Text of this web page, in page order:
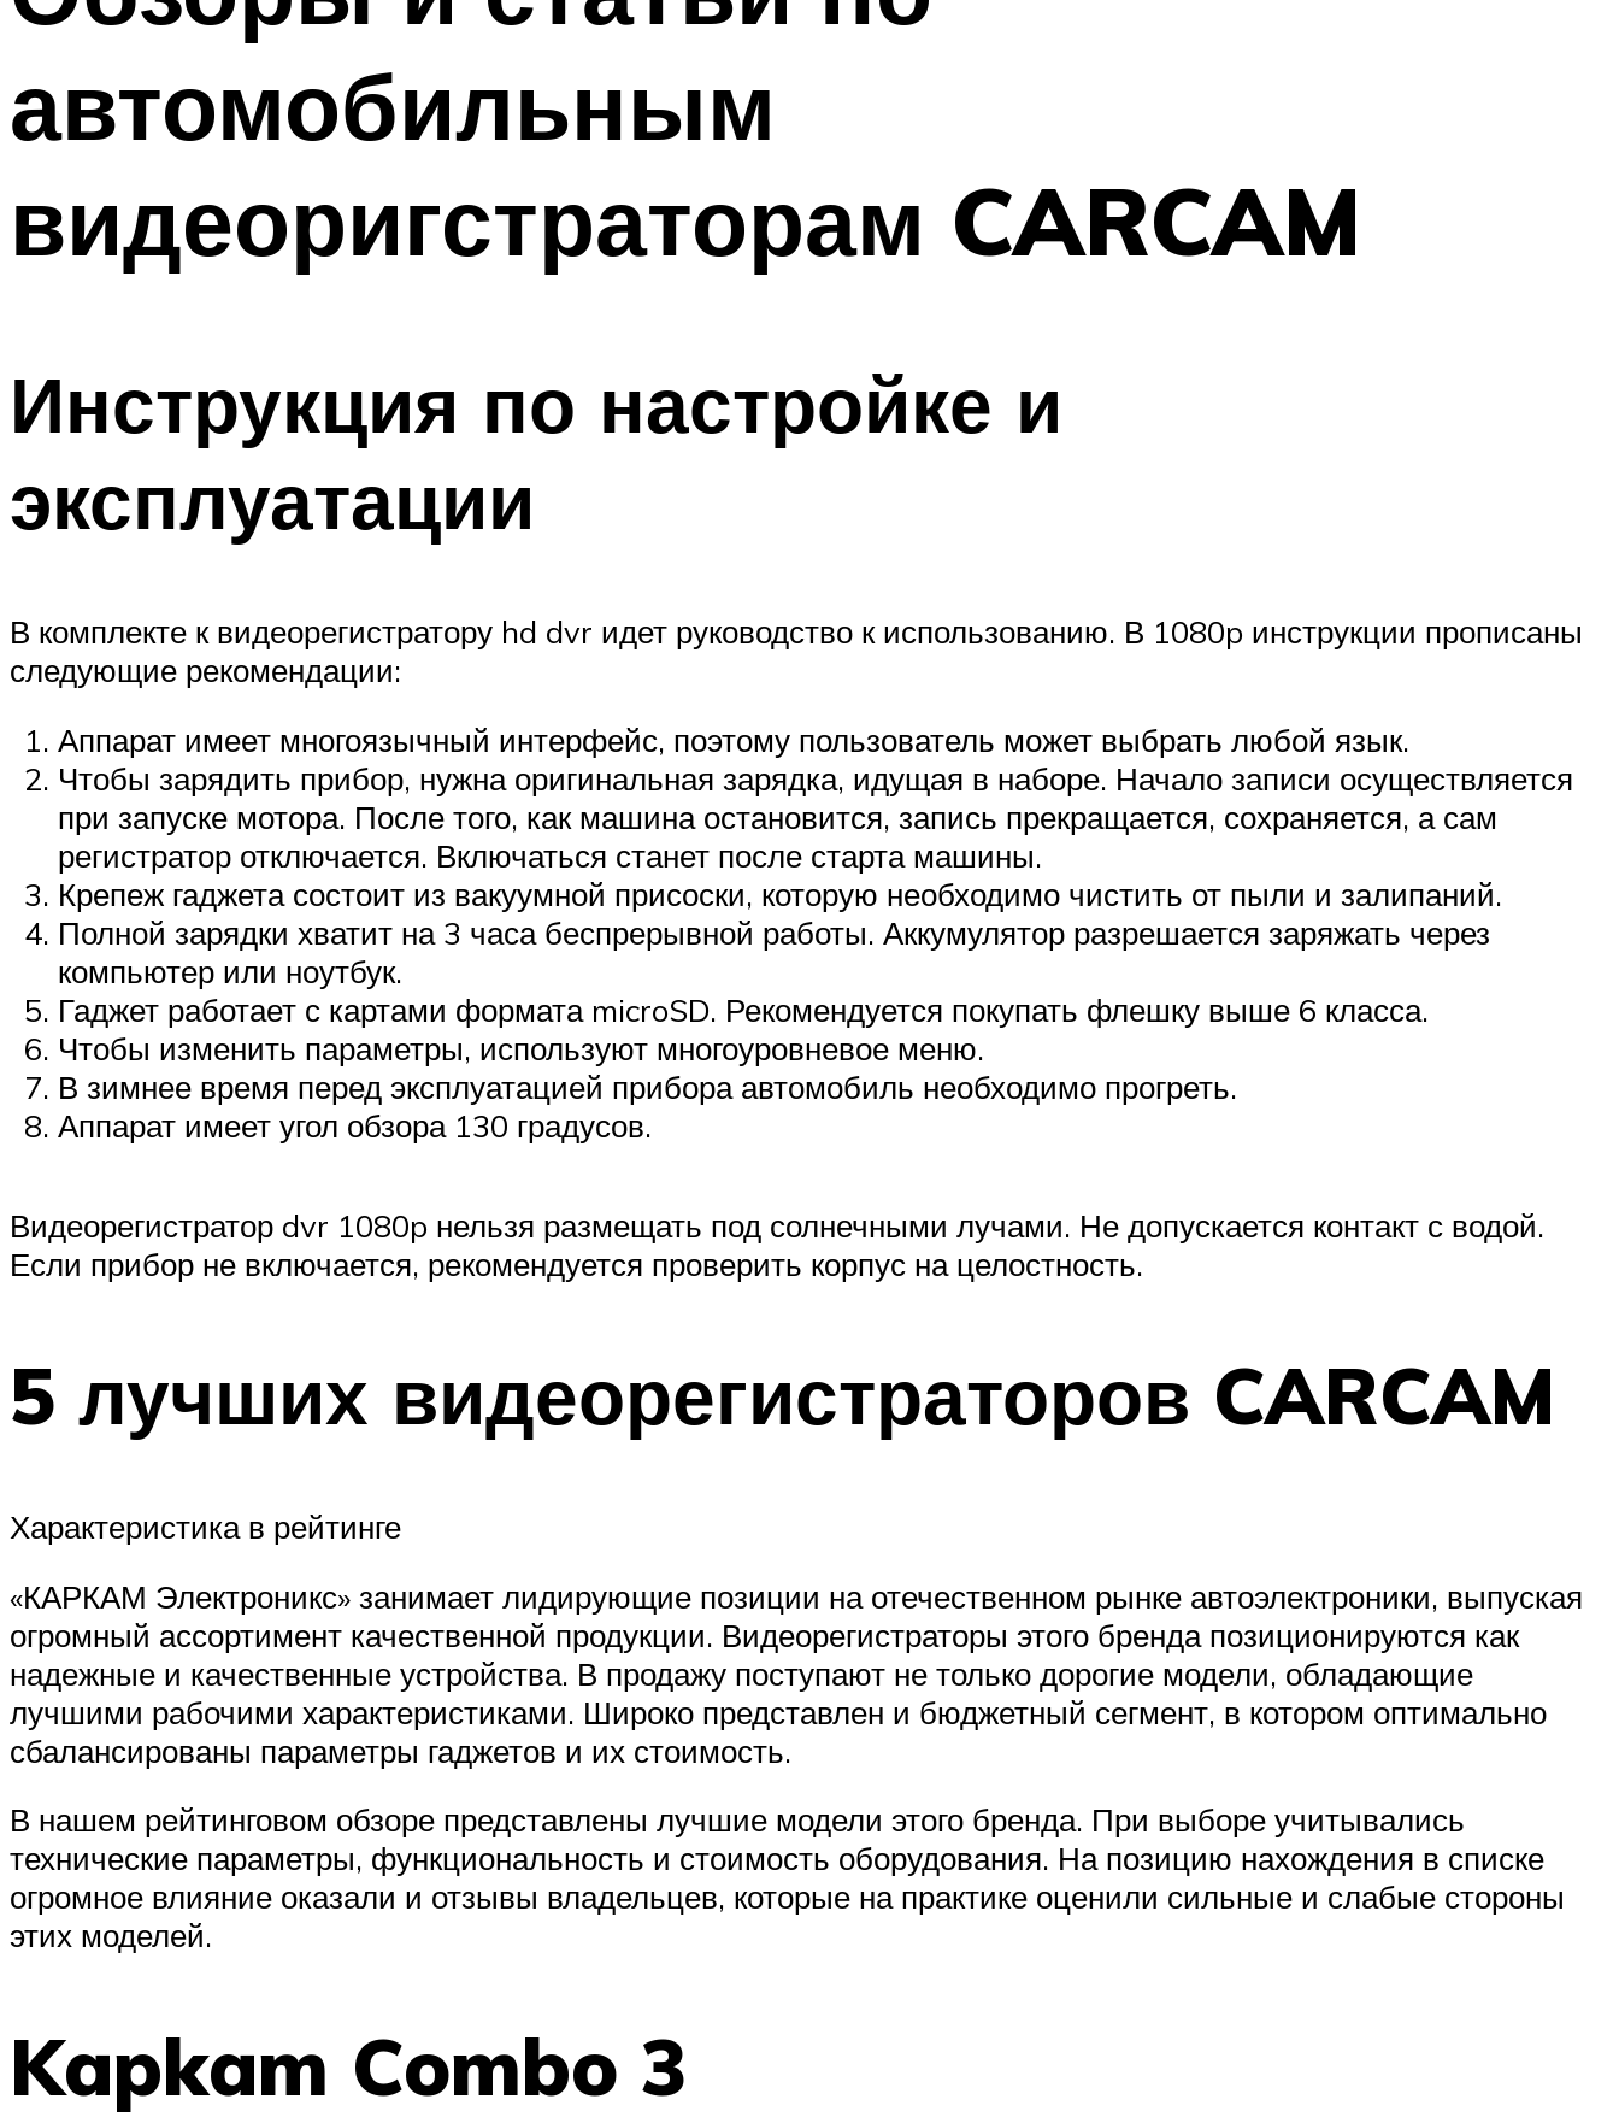
автомобильным
видеоригстраторам CARCAM
Инструкция по настройке и
эксплуатации
В комплекте к видеорегистратору hd dvr идет руководство к использованию. В 1080p инструкции прописаны
следующие рекомендации:
Аппарат имеет многоязычный интерфейс, поэтому пользователь может выбрать любой язык.
Чтобы зарядить прибор, нужна оригинальная зарядка, идущая в наборе. Начало записи осуществляется
при запуске мотора. После того, как машина остановится, запись прекращается, сохраняется, а сам
регистратор отключается. Включаться станет после старта машины.
Крепеж гаджета состоит из вакуумной присоски, которую необходимо чистить от пыли и залипаний.
Полной зарядки хватит на 3 часа беспрерывной работы. Аккумулятор разрешается заряжать через
компьютер или ноутбук.
Гаджет работает с картами формата microSD. Рекомендуется покупать флешку выше 6 класса.
Чтобы изменить параметры, используют многоуровневое меню.
В зимнее время перед эксплуатацией прибора автомобиль необходимо прогреть.
Аппарат имеет угол обзора 130 градусов.
Видеорегистратор dvr 1080p нельзя размещать под солнечными лучами. Не допускается контакт с водой.
Если прибор не включается, рекомендуется проверить корпус на целостность.
5 лучших видеорегистраторов CARCAM
Характеристика в рейтинге
«КАРКАМ Электроникс» занимает лидирующие позиции на отечественном рынке автоэлектроники, выпуская
огромный ассортимент качественной продукции. Видеорегистраторы этого бренда позиционируются как
надежные и качественные устройства. В продажу поступают не только дорогие модели, обладающие
лучшими рабочими характеристиками. Широко представлен и бюджетный сегмент, в котором оптимально
сбалансированы параметры гаджетов и их стоимость.
В нашем рейтинговом обзоре представлены лучшие модели этого бренда. При выборе учитывались
технические параметры, функциональность и стоимость оборудования. На позицию нахождения в списке
огромное влияние оказали и отзывы владельцев, которые на практике оценили сильные и слабые стороны
этих моделей.
Kapkam Combo 3